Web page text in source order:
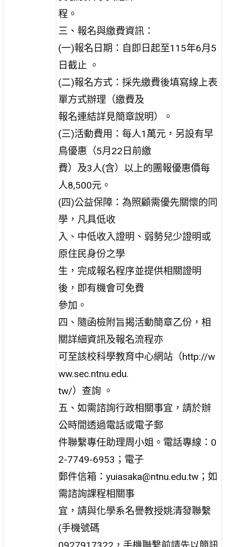
程。
三、報名與繳費資訊：
(一)報名日期：自即日起至115年6月5
日截止 。
(二)報名方式：採先繳費後填寫線上表
單方式辦理（繳費及
報名連結詳見簡章說明）。
(三)活動費用：每人1萬元，另設有早
鳥優惠（5月22日前繳
費）及3人(含）以上的團報優惠價每
人8,500元。
(四)公益保障：為照顧需優先關懷的同
學，凡具低收
入、中低收入證明、弱勢兒少證明或
原住民身份之學
生，完成報名程序並提供相關證明
後，即有機會可免費
參加。
四、隨函檢附旨揭活動簡章乙份，相
關詳細資訊及報名流程亦
可至該校科學教育中心網站（http://w
ww.sec.ntnu.edu.
tw/）查詢 。
五、如需諮詢行政相關事宜，請於辦
公時間透過電話或電子郵
件聯繫專任助理周小姐。電話專線：0
2-7749-6953；電子
郵件信箱：yuiasaka@ntnu.edu.tw；如
需諮詢課程相關事
宜，請與化學系名譽教授姚清發聯繫
(手機號碼